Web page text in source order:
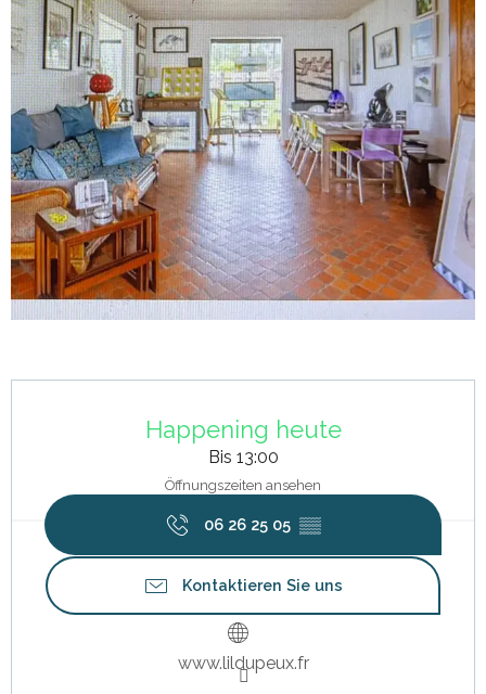
Happening heute
Bis 13:00
Öffnungszeiten ansehen
06 26 25 05 ▒▒
Kontaktieren Sie uns
www.lildupeux.fr